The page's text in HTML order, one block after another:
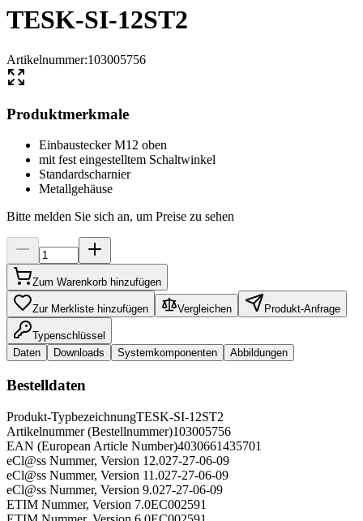
TESK-SI-12ST2
Artikelnummer:103005756
Produktmerkmale
Einbaustecker M12 oben
mit fest eingestelltem Schaltwinkel
Standardscharnier
Metallgehäuse
Bitte melden Sie sich an, um Preise zu sehen
Zum Warenkorb hinzufügen
Zur Merkliste hinzufügen Vergleichen Produkt-Anfrage
Typenschlüssel
Daten
Downloads Systemkomponenten Abbildungen
Bestelldaten
Produkt-TypbezeichnungTESK-SI-12ST2
Artikelnummer (Bestellnummer)103005756
EAN (European Article Number)4030661435701
eCl@ss Nummer, Version 12.027-27-06-09
eCl@ss Nummer, Version 11.027-27-06-09
eCl@ss Nummer, Version 9.027-27-06-09
ETIM Nummer, Version 7.0EC002591